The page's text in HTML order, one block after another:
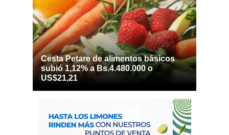
Cesta Petare de alimentos básicos
subió 1,12% a Bs.4.480.000 o
US$21,21